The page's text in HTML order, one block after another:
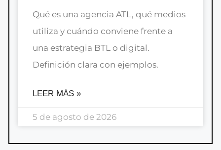
Qué es una agencia ATL, qué medios
utiliza y cuándo conviene frente a
una estrategia BTL o digital.
Definición clara con ejemplos.
LEER MÁS »
5 de agosto de 2026